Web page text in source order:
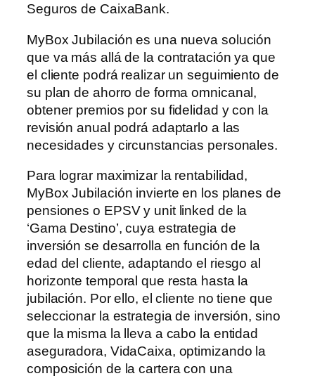
Seguros de CaixaBank.
MyBox Jubilación es una nueva solución
que va más allá de la contratación ya que
el cliente podrá realizar un seguimiento de
su plan de ahorro de forma omnicanal,
obtener premios por su fidelidad y con la
revisión anual podrá adaptarlo a las
necesidades y circunstancias personales.
Para lograr maximizar la rentabilidad,
MyBox Jubilación invierte en los planes de
pensiones o EPSV y unit linked de la
‘Gama Destino’, cuya estrategia de
inversión se desarrolla en función de la
edad del cliente, adaptando el riesgo al
horizonte temporal que resta hasta la
jubilación. Por ello, el cliente no tiene que
seleccionar la estrategia de inversión, sino
que la misma la lleva a cabo la entidad
aseguradora, VidaCaixa, optimizando la
composición de la cartera con una